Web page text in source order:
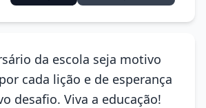
da escola seja motivo
cada lição e de esperança
desafio. Viva a educação!